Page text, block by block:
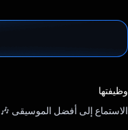
وظيفتها
الاستماع إلى أفضل الموسيقى 🎶